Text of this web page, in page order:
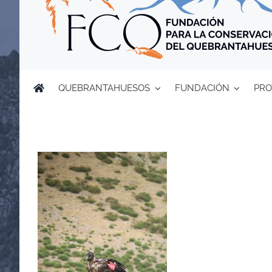
QUEBRANTAHUESOS FUNDACIÓN